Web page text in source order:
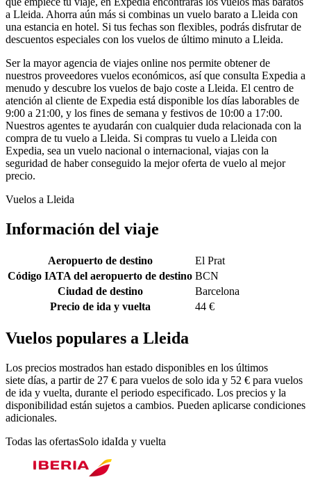
a Lleida. Ahorra aún más si combinas un vuelo barato a Lleida con
una estancia en hotel. Si tus fechas son flexibles, podrás disfrutar de
descuentos especiales con los vuelos de último minuto a Lleida.
Ser la mayor agencia de viajes online nos permite obtener de
nuestros proveedores vuelos económicos, así que consulta Expedia a
menudo y descubre los vuelos de bajo coste a Lleida. El centro de
atención al cliente de Expedia está disponible los días laborables de
9:00 a 21:00, y los fines de semana y festivos de 10:00 a 17:00.
Nuestros agentes te ayudarán con cualquier duda relacionada con la
compra de tu vuelo a Lleida. Si compras tu vuelo a Lleida con
Expedia, sea un vuelo nacional o internacional, viajas con la
seguridad de haber conseguido la mejor oferta de vuelo al mejor
precio.
Vuelos a Lleida
Información del viaje
Aeropuerto de destino
El Prat
Código IATA del aeropuerto de destino BCN
Ciudad de destino
Barcelona
Precio de ida y vuelta
44 €
Vuelos populares a Lleida
Los precios mostrados han estado disponibles en los últimos
siete días, a partir de 27 € para vuelos de solo ida y 52 € para vuelos
de ida y vuelta, durante el periodo especificado. Los precios y la
disponibilidad están sujetos a cambios. Pueden aplicarse condiciones
adicionales.
Todas las ofertasSolo idaIda y vuelta